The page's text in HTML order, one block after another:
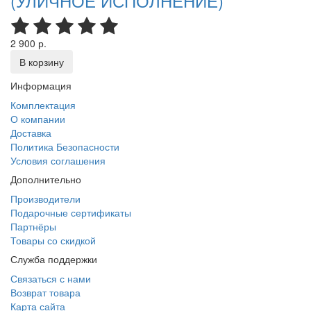
2 900 р.
В корзину
Информация
Комплектация
О компании
Доставка
Политика Безопасности
Условия соглашения
Дополнительно
Производители
Подарочные сертификаты
Партнёры
Товары со скидкой
Служба поддержки
Связаться с нами
Возврат товара
Карта сайта